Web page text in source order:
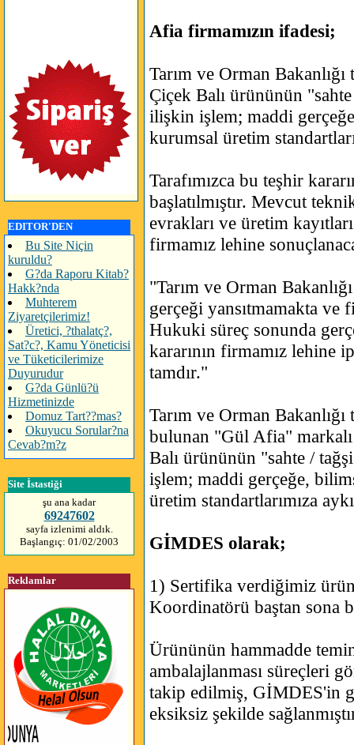
EDITOR'DEN
Bu Site Niçin
kuruldu?
G?da Raporu Kitab?
Hakk?nda
Muhterem
Ziyaretçilerimiz!
Üretici, ?thalatç?,
Sat?c?, Kamu Yöneticisi
ve Tüketicilerimize
Duyurudur
G?da Günlü?ü
Hizmetinizde
Domuz Tart??mas?
Okuyucu Sorular?na
Cevab?m?z
Site İstastiği
şu ana kadar
69247602
sayfa izlenimi aldık.
Başlangıç: 01/02/2003
Reklamlar
Afia firmamızın ifadesi;
Tarım ve Orman
Çiçek Balı ürününün
ilişkin işlem; maddi
kurumsal üretim
Tarafımızca bu teşhir
başlatılmıştır. Mevcut
evrakları ve üretim
firmamız lehine
"Tarım ve Orman
gerçeği yansıtmamakta ve
Hukuki süreç sonunda
kararının firmamız lehine
tamdır."
Tarım ve Orman
bulunan "Gül Afia"
Balı ürününün "sahte /
işlem; maddi gerçeğe,
üretim standartlarımıza
GİMDES olarak;
1) Sertifika verdiğimiz
Koordinatörü baştan sona
Ürününün hammadde
ambalajlanması süreçleri
takip edilmiş, GİMDES'in
eksiksiz şekilde